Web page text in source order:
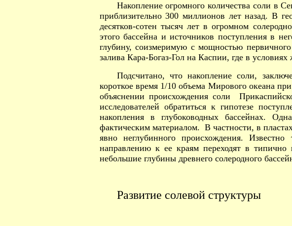
Накопление огромного количества соли в
приблизительно 300 миллионов лет назад. В
десятков-сотен тысяч лет в огромном
этого бассейна и источников поступления в
глубину, соизмеримую с мощностью
залива Кара-Богаз-Гол на Каспии, где в
Подсчитано, что накопление соли,
короткое время 1/10 объема Мирового океана
объяснении происхождения соли
исследователей обратиться к гипотезе
накопления в глубоководных бассейнах.
фактическим материалом. В частности, в
явно неглубинного происхождения.
направлению к ее краям переходят в типично
небольшие глубины древнего солеродного
Развитие солевой структуры